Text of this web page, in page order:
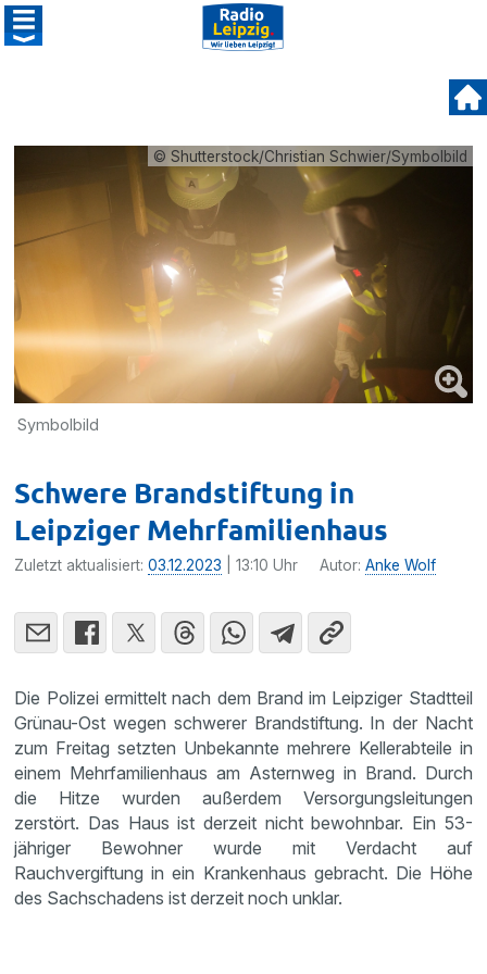
© Shutterstock/Christian Schwier/Symbolbild
Symbolbild
Schwere Brandstiftung in
Leipziger Mehrfamilienhaus
Zuletzt aktualisiert:03.12.2023 | 13:10 Uhr Autor:Anke Wolf
Die Polizei ermittelt nach dem Brand im Leipziger Stadtteil
Grünau-Ost wegen schwerer Brandstiftung. In der Nacht
zum Freitag setzten Unbekannte mehrere Kellerabteile in
einem Mehrfamilienhaus am Asternweg in Brand. Durch
die Hitze wurden außerdem Versorgungsleitungen
zerstört. Das Haus ist derzeit nicht bewohnbar. Ein 53-
jähriger Bewohner wurde mit Verdacht auf
Rauchvergiftung in ein Krankenhaus gebracht. Die Höhe
des Sachschadens ist derzeit noch unklar.